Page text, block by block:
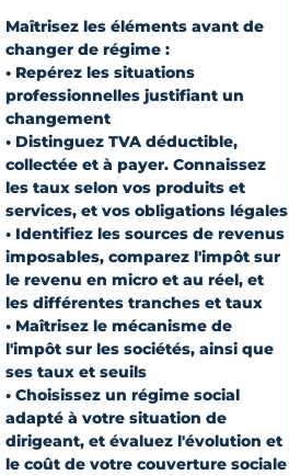
Maîtrisez les éléments avant de
changer de régime :
• Repérez les situations
professionnelles justifiant un
changement
• Distinguez TVA déductible,
collectée et à payer. Connaissez
les taux selon vos produits et
services, et vos obligations légales
• Identifiez les sources de revenus
imposables, comparez l'impôt sur
le revenu en micro et au réel, et
les différentes tranches et taux
• Maîtrisez le mécanisme de
l'impôt sur les sociétés, ainsi que
ses taux et seuils
• Choisissez un régime social
adapté à votre situation de
dirigeant, et évaluez l'évolution et
le coût de votre couverture sociale